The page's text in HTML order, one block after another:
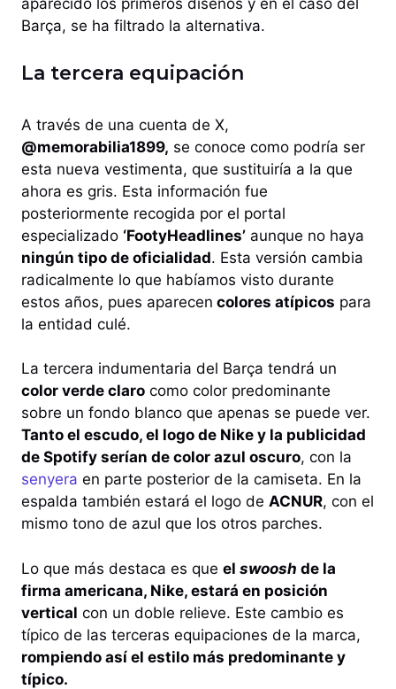
aparecido los primeros diseños y en el caso del
Barça, se ha filtrado la alternativa.
La tercera equipación
A través de una cuenta de X,
@memorabilia1899, se conoce como podría ser
esta nueva vestimenta, que sustituiría a la que
ahora es gris. Esta información fue
posteriormente recogida por el portal
especializado ‘FootyHeadlines’ aunque no haya
ningún tipo de oficialidad. Esta versión cambia
radicalmente lo que habíamos visto durante
estos años, pues aparecen colores atípicos para
la entidad culé.
La tercera indumentaria del Barça tendrá un
color verde claro como color predominante
sobre un fondo blanco que apenas se puede ver.
Tanto el escudo, el logo de Nike y la publicidad
de Spotify serían de color azul oscuro, con la
senyera en parte posterior de la camiseta. En la
espalda también estará el logo de ACNUR, con el
mismo tono de azul que los otros parches.
Lo que más destaca es que el swoosh de la
firma americana, Nike, estará en posición
vertical con un doble relieve. Este cambio es
típico de las terceras equipaciones de la marca,
rompiendo así el estilo más predominante y
típico.